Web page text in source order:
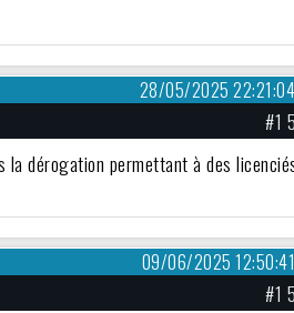
28/05/2025 22:21:04
#1
la dérogation permettant à des
09/06/2025 12:50:41
#1